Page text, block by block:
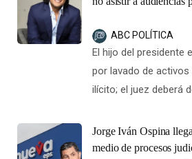
ABC POLÍTICA
El hijo del presidente
por lavado de
ilícito; el juez deberá
Jorge Iván Ospina
medio de procesos